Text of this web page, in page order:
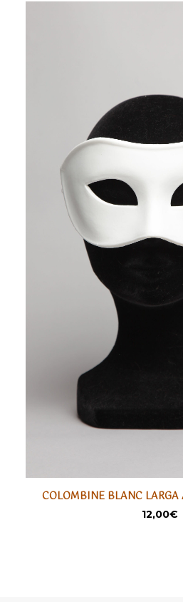
COLOMBINE BLANC LARGA
12,00€